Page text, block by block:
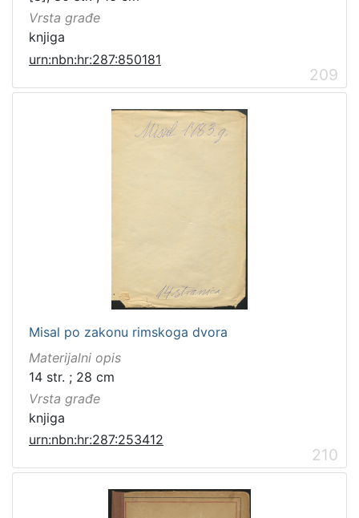
Vrsta građe
knjiga
urn:nbn:hr:287:850181
209
Misal po zakonu rimskoga dvora
Materijalni opis
14 str. ; 28 cm
Vrsta građe
knjiga
urn:nbn:hr:287:253412
210